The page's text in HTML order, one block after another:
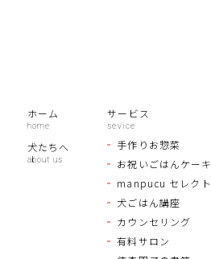
ホーム
犬たちへ
サービス
手作りお惣菜
お祝いごはんケーキ
manpucu セレクト
犬ごはん講座
カウンセリング
有料サロン